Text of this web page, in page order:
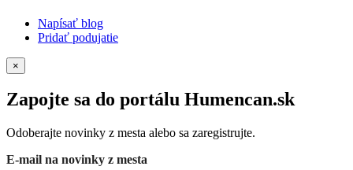
Napísať blog
Pridať podujatie
×
Zapojte sa do portálu Humencan.sk
Odoberajte novinky z mesta alebo sa zaregistrujte.
E-mail na novinky z mesta